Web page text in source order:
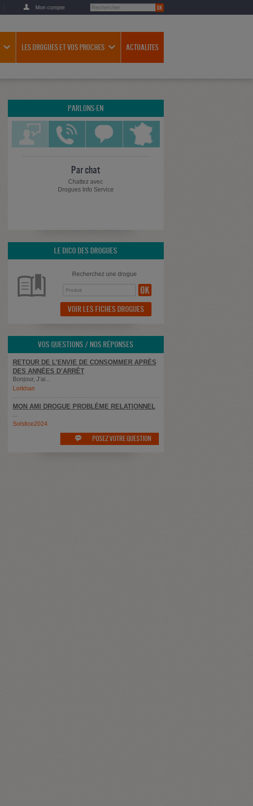
Mon compte
LES DROGUES ET VOS PROCHES ACTUALITES
PARLONS-EN
Par chat
Chattez avec
Drogues Info Service
LE DICO DES DROGUES
Recherchez une drogue
VOIR LES FICHES DROGUES
VOS QUESTIONS / NOS RÉPONSES
RETOUR DE L’ENVIE DE CONSOMMER APRÈS
DES ANNÉES D’ARRÊT
Bonjour, J’ai...
Lorkhan
MON AMI DROGUE PROBLÈME RELATIONNEL
Solstice2024
 POSEZ VOTRE QUESTION